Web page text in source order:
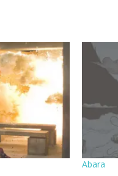
Abara